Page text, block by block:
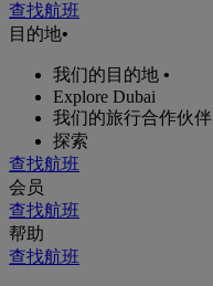
查找航班
目的地•
我们的目的地 •
Explore Dubai
我们的旅行合作伙伴
探索
查找航班
会员
查找航班
帮助
查找航班